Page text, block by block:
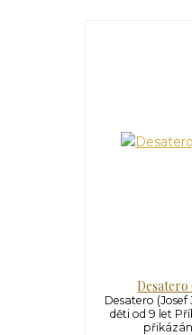
Desatero
Desatero
děti od 9 let